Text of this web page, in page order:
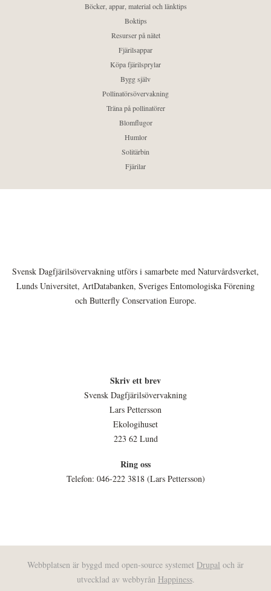
Böcker, appar, material och länktips
Boktips
Resurser på nätet
Fjärilsappar
Köpa fjärilsprylar
Bygg själv
Pollinatörsövervakning
Träna på pollinatörer
Blomflugor
Humlor
Solitärbin
Fjärilar
Svensk Dagfjärilsövervakning utförs i samarbete med Naturvårdsverket,
Lunds Universitet, ArtDatabanken, Sveriges Entomologiska Förening
och Butterfly Conservation Europe.
Skriv ett brev
Svensk Dagfjärilsövervakning
Lars Pettersson
Ekologihuset
223 62 Lund
Ring oss
Telefon: 046-222 3818 (Lars Pettersson)
Webbplatsen är byggd med open-source systemet Drupal och är
utvecklad av webbyrån Happiness.